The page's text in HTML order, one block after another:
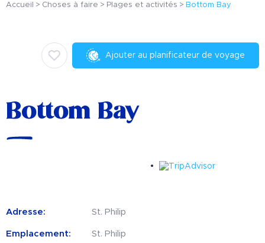
Accueil Choses à faire Plages et activités Bottom Bay
Ajouter au planificateur de voyage
Bottom Bay
Adresse: St. Philip
Emplacement: St. Philip